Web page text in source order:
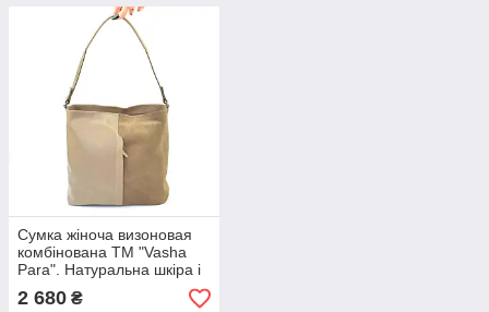
Сумка жіноча визоновая
комбінована ТМ "Vasha
Para". Натуральна шкіра і
замша
2 680 ₴